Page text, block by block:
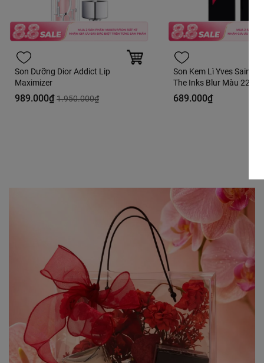
Son Dưỡng Dior Addict Lip
Maximizer
989.000₫ 1.950.000₫
Son Kem Lì Yves Saint
The Inks Blur Màu 220
Thrill Hồng Dâu - 5.5ml -
Hàng Duty
689.000₫